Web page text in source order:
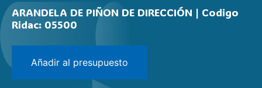
ARANDELA DE PIÑON DE DIRECCIÓN | Codigo
Ridac: 05500
Añadir al presupuesto